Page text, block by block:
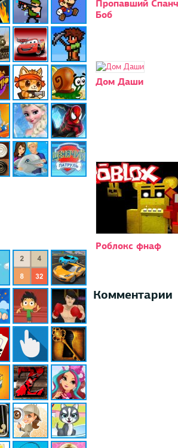
Пропавший Спанч
Боб
Дом Даши
Роблокс фнаф
Комментарии